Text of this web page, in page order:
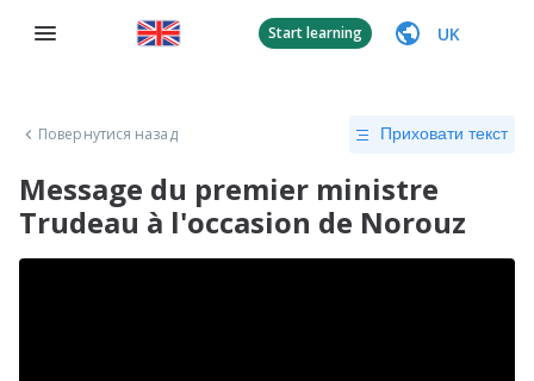
Start learning UK
Повернутися назад Приховати текст
Message du premier ministre
Trudeau à l'occasion de Norouz